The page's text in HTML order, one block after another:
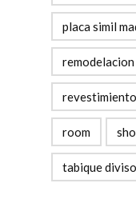
placa simil
room
tabique